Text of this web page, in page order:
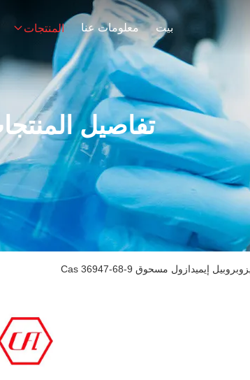
بيت معلومات عنا المنتجات
تفاصيل